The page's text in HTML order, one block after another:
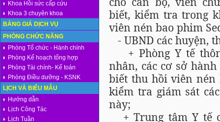
Khoa Hồi sức cấp cứu
Khoa 3 chuyên khoa
BẢNG GIÁ DỊCH VỤ
PHÒNG CHỨC NĂNG
Phòng Tổ chức - Hành chính
Phòng Kế hoạch tổng hợp
Phòng Tài chính- Kế toán
Phòng Điều dưỡng - KSNK
LỊCH VÀ BIỂU MẪU
Hướng dẫn
Lịch Công Tác
Lịch Tuần
biết, kiểm tra trong
viên nén bao phim
- UBND các huyện,
+ Phòng Y tế
nhân, các cơ sở
biết thu hồi viên nén
kiểm tra giám sát
này;
+ Trung tâm Y tế